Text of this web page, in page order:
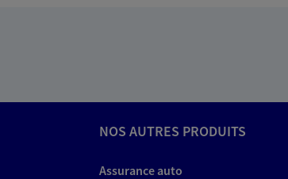
NOS AUTRES PRODUITS
Assurance auto